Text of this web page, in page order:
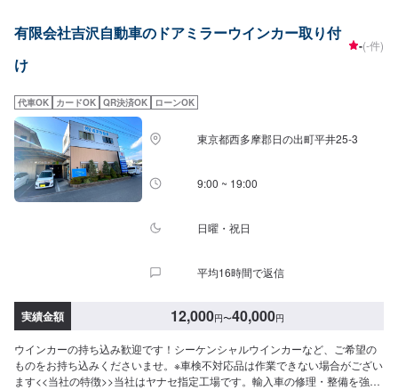
だければ作業開始【4】仕上がり次第納車-----納期について-----納期は通常2時
間程度で納車となります。(要相談)納期は前後する場合がございます。予めご
了承ください。-----代車について-----無料の代車をご用意しています。お車の
おります。-----ご来店時の注意、受付方法-----入庫の際はお気をつけてお越し
ください。駐車スペースは事務所前の空いているスペースに駐車してくださ
い。受付はスタッフへ「メンテモで予約しました」とお伝えください。ご案
内いたします。【定休日・営業時間】定休日：月曜日営業時間：
9:00~19:00※日曜日のみ9:00~18:00
有限会社吉沢自動車のドアミラーウインカー取り付
け
-(-件)
代車OK カードOK QR決済OK ローンOK
東京都西多摩郡日の出町平井25-3
9:00 ~ 19:00
日曜・祝日
平均16時間で返信
実績金額 12,000円〜40,000円
ウインカーの持ち込み歓迎です！シーケンシャルウインカーなど、ご希望の
ものをお持ち込みくださいませ。※車検不対応品は作業できない場合がござい
ます<<当社の特徴>>当社はヤナセ指定工場です。輸入車の修理・整備を強み